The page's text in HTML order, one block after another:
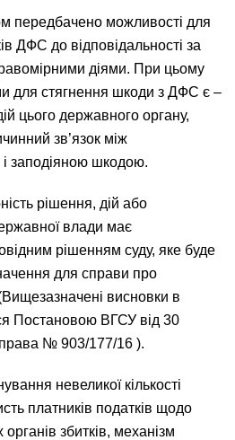
передбачено можливості для
ДФС до відповідальності за
діями. При цьому
для стягнення шкоди з ДФС є –
цього державного органу,
зв’язок між
заподіяною шкодою.
рішення, дій або
влади має
рішенням суду, яке буде
для справи про
висновки в
Постановою ВГСУ від 30
№ 903/177/16 ).
невеликої кількості
платників податків щодо
збитків, механізм